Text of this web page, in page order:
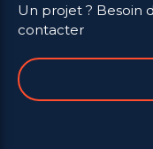
Un projet ? Besoin
contacter